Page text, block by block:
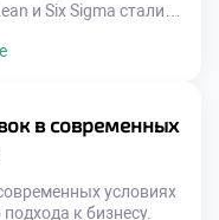
и Six Sigma стали
где другие видят
инструментарием
улучшения
управления […]
в современных
условиях
к бизнесу.